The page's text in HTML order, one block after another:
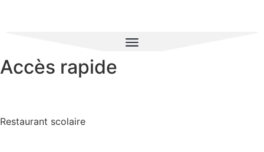
Accès rapide
Restaurant scolaire